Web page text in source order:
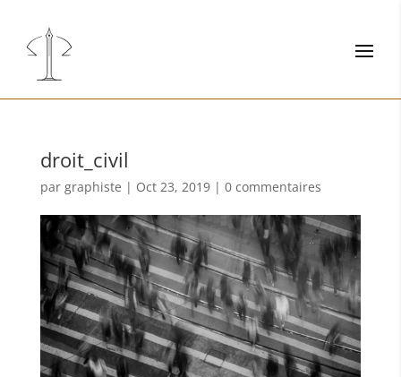
droit_civil
par graphiste | Oct 23, 2019| 0 commentaires